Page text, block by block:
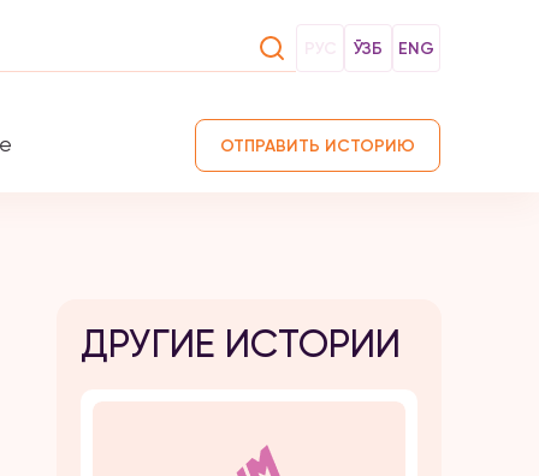
РУС ЎЗБ ENG
ОТПРАВИТЬ ИСТОРИЮ
ДРУГИЕ ИСТОРИИ